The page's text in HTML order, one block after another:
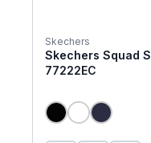
Skechers
Skechers Squad
77222EC